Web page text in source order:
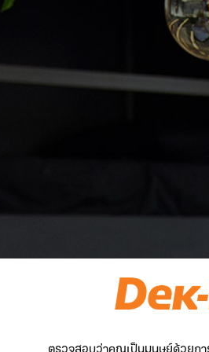
ตรวจสอบว่าคุณเป็นมนุษย์ด้วยกา